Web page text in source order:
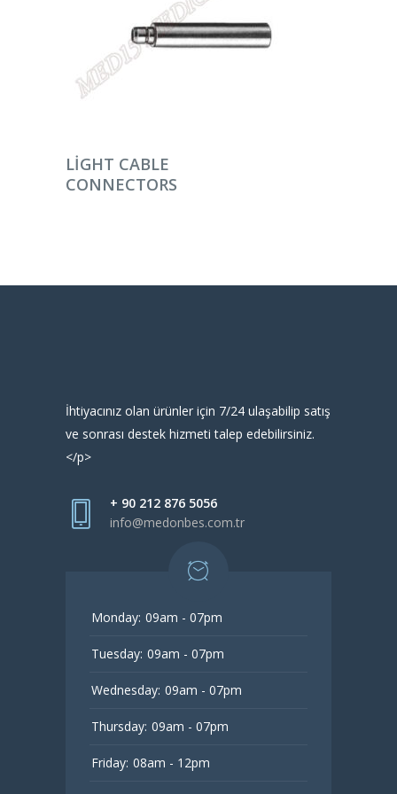
DEVAMINI OKU
LIGHT CABLE
CONNECTORS
İhtiyacınız olan ürünler için 7/24 ulaşabilip satış
ve sonrası destek hizmeti talep edebilirsiniz.
</p>
+ 90 212 876 5056
info@medonbes.com.tr
Monday: 09am - 07pm
Tuesday: 09am - 07pm
Wednesday: 09am - 07pm
Thursday: 09am - 07pm
Friday: 08am - 12pm